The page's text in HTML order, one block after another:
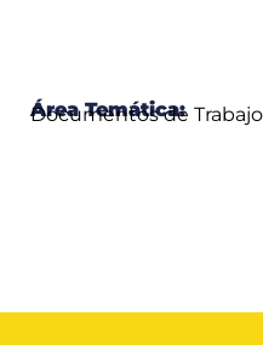
Área Temática:
Documentos de Trabajo